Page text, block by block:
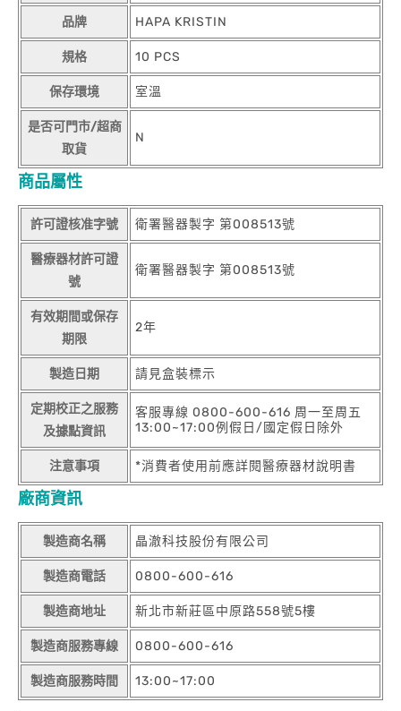
品牌 HAPA KRISTIN
規格 10 PCS
保存環境 室溫
是否可門市/超商
取貨
N
商品屬性
許可證核准字號 衛署醫器製字 第008513號
醫療器材許可證
號
衛署醫器製字 第008513號
有效期間或保存
期限
2年
製造日期 請見盒裝標示
定期校正之服務
及據點資訊
客服專線 0800-600-616 周一至周五
13:00~17:00例假日/國定假日除外
注意事項 *消費者使用前應詳閱醫療器材說明書
廠商資訊
製造商名稱 晶澈科技股份有限公司
製造商電話 0800-600-616
製造商地址 新北市新莊區中原路558號5樓
製造商服務專線 0800-600-616
製造商服務時間 13:00~17:00